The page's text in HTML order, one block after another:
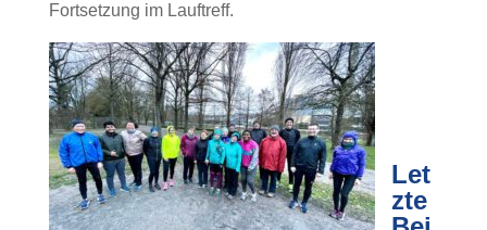
Fortsetzung im Lauftreff.
Let
zte